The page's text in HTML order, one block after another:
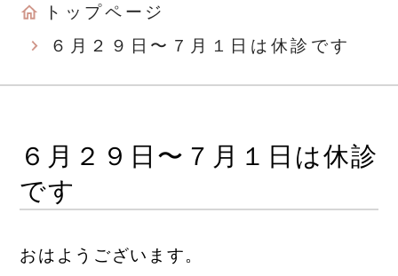
トップページ
６月２９日〜７月１日は休診です
６月２９日〜７月１日は休診
です
おはようございます。